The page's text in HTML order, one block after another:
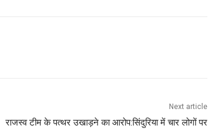
Next article
राजस्व टीम के पत्थर उखाड़ने का आरोप:सिंदुरिया में चार लोगों पर